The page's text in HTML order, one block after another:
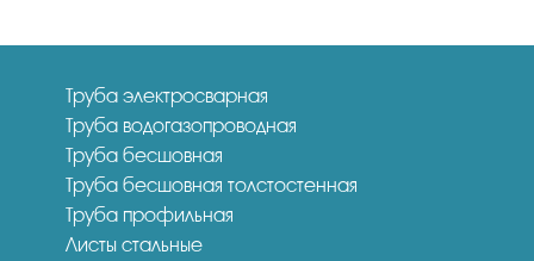
Труба электросварная
Труба водогазопроводная
Труба бесшовная
Труба бесшовная толстостенная
Труба профильная
Листы стальные